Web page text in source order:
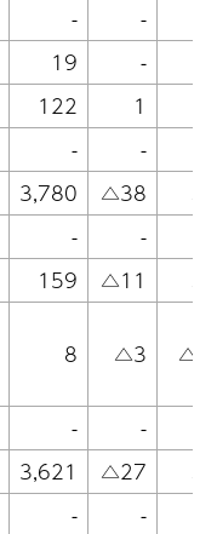
-
-
19
-
122 1
-
-
3,780 △38
-
-
159 △11
8 △3
-
-
3,621 △27
-
-